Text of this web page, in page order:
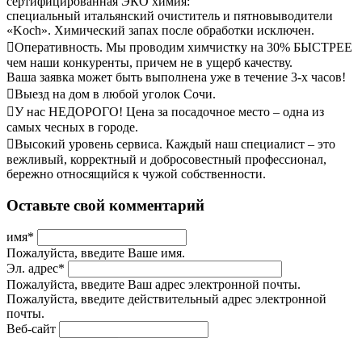
специальный итальянский очиститель и пятновыводители
«Koch». Химический запах после обработки исключен.
Оперативность. Мы проводим химчистку на 30% БЫСТРЕЕ
чем наши конкуренты, причем не в ущерб качеству.
Ваша заявка может быть выполнена уже в течение 3-х часов!
Выезд на дом в любой уголок Сочи.
У нас НЕДОРОГО! Цена за посадочное место – одна из
самых чесных в городе.
Высокий уровень сервиса. Каждый наш специалист – это
вежливый, корректный и добросовестный профессионал,
бережно относящийся к чужой собственности.
Оставьте свой комментарий
имя*
Пожалуйста, введите Ваше имя.
Эл. адрес*
Пожалуйста, введите Ваш адрес электронной почты.
Пожалуйста, введите действительный адрес электронной
почты.
Веб-сайт